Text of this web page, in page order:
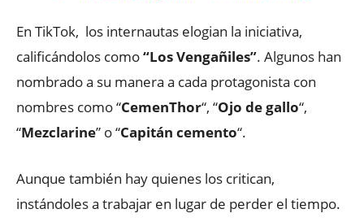
En TikTok, los internautas elogian la iniciativa,
calificándolos como“Los Vengañiles”. Algunos han
nombrado a su manera a cada protagonista con
nombres como “CemenThor“, “Ojo de gallo“,
“Mezclarine” o “Capitán cemento“.
Aunque también hay quienes los critican,
instándoles a trabajar en lugar de perder el tiempo.